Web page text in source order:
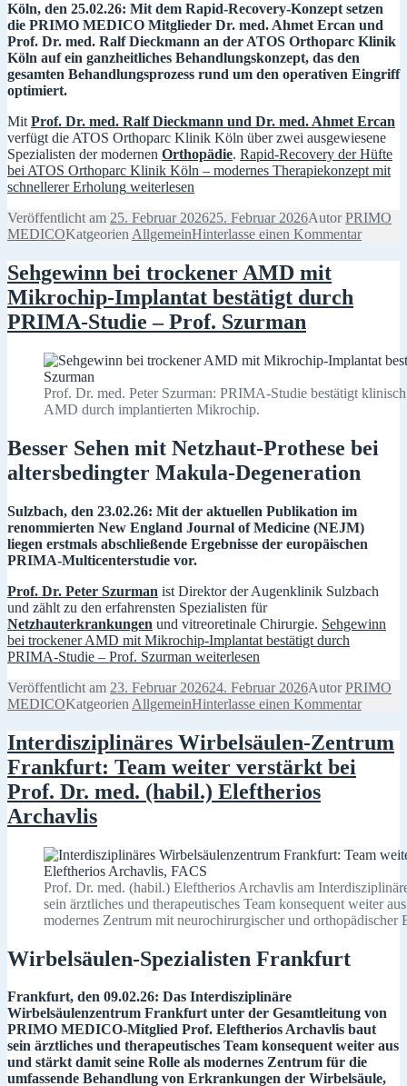
Köln, den 25.02.26: Mit dem Rapid-Recovery-Konzept setzen
die PRIMO MEDICO Mitglieder Dr. med. Ahmet Ercan und
Prof. Dr. med. Ralf Dieckmann an der ATOS Orthoparc Klinik
Köln auf ein ganzheitliches Behandlungskonzept, das den
gesamten Behandlungsprozess rund um den operativen Eingriff
optimiert.
Mit Prof. Dr. med. Ralf Dieckmann und Dr. med. Ahmet Ercan
verfügt die ATOS Orthoparc Klinik Köln über zwei ausgewiesene
Spezialisten der modernen Orthopädie. Rapid-Recovery der Hüfte
bei ATOS Orthoparc Klinik Köln – modernes Therapiekonzept mit
schnellerer Erholung weiterlesen
Veröffentlicht am 25. Februar 202625. Februar 2026AutorPRIMO
MEDICOKatgeorien AllgemeinHinterlasse einen Kommentar
Sehgewinn bei trockener AMD mit
Mikrochip-Implantat bestätigt durch
PRIMA-Studie – Prof. Szurman
Prof. Dr. med. Peter Szurman: PRIMA-Studie bestätigt
AMD durch implantierten Mikrochip.
Besser Sehen mit Netzhaut-Prothese bei
altersbedingter Makula-Degeneration
Sulzbach, den 23.02.26: Mit der aktuellen Publikation im
renommierten New England Journal of Medicine (NEJM)
liegen erstmals abschließende Ergebnisse der europäischen
PRIMA-Multicenterstudie vor.
Prof. Dr. Peter Szurman ist Direktor der Augenklinik Sulzbach
und zählt zu den erfahrensten Spezialisten für
Netzhauterkrankungen und vitreoretinale Chirurgie. Sehgewinn
bei trockener AMD mit Mikrochip-Implantat bestätigt durch
PRIMA-Studie – Prof. Szurman weiterlesen
Veröffentlicht am 23. Februar 202624. Februar 2026AutorPRIMO
MEDICOKatgeorien AllgemeinHinterlasse einen Kommentar
Interdisziplinäres Wirbelsäulen-Zentrum
Frankfurt: Team weiter verstärkt bei
Prof. Dr. med. (habil.) Eleftherios
Archavlis
Prof. Dr. med. (habil.) Eleftherios Archavlis am
sein ärztliches und therapeutisches Team konsequent weiter
modernes Zentrum mit neurochirurgischer und orthopädischer
Wirbelsäulen-Spezialisten Frankfurt
Frankfurt, den 09.02.26: Das Interdisziplinäre
Wirbelsäulenzentrum Frankfurt unter der Gesamtleitung von
PRIMO MEDICO-Mitglied Prof. Eleftherios Archavlis baut
sein ärztliches und therapeutisches Team konsequent weiter aus
und stärkt damit seine Rolle als modernes Zentrum für die
umfassende Behandlung von Erkrankungen der Wirbelsäule,